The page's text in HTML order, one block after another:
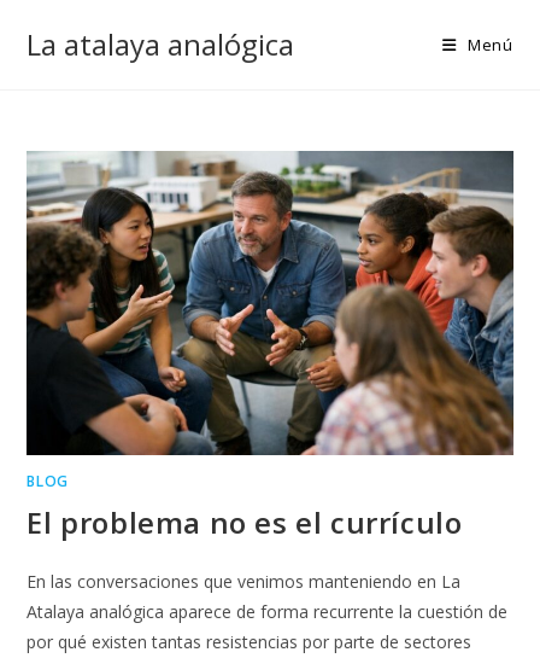
La atalaya analógica Menú
BLOG
El problema no es el currículo
En las conversaciones que venimos manteniendo en La
Atalaya analógica aparece de forma recurrente la cuestión de
por qué existen tantas resistencias por parte de sectores